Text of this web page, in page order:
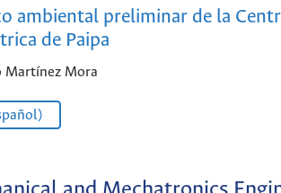
ambiental preliminar de la
de Paipa
Martínez Mora